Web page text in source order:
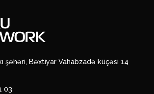
şəhəri, Bəxtiyar Vahabzadə küçəsi 14
03